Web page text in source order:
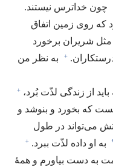
چون خداترس نیستند.‏
که روی زمین اتفاق
مثل شریران برخورد
+
به نظر من
از زندگی لذّت بُرد،‏ +
که بخورد و بنوشد و
می‌تواند در طول
به او داده لذّت ببرد.‏ +
به دست بیاورم و همهٔ